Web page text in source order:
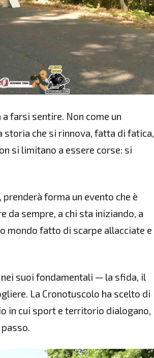
farsi sentire. Non come un
storia che si rinnova, fatta di fatica,
si limitano a essere corse: si
forma un evento che è
da sempre, a chi sta iniziando, a
mondo fatto di scarpe allacciate e
nei suoi fondamentali — la sfida, il
La Cronotuscolo ha scelto di
in cui sport e territorio dialogano,